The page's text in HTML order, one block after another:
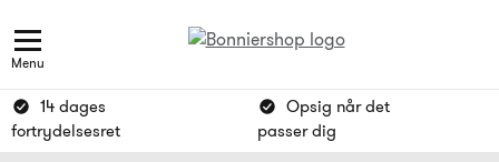
14 dages
fortrydelsesret
Opsig når det
passer dig
Menu